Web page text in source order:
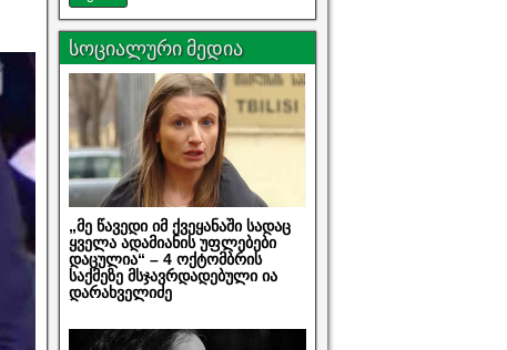
სოციალური მედია
„მე წავედი იმ ქვეყანაში სადაც
ყველა ადამიანის უფლებები
დაცულია“ – 4 ოქტომბრის
საქმეზე მსჯავრდადებული ია
დარახველიძე